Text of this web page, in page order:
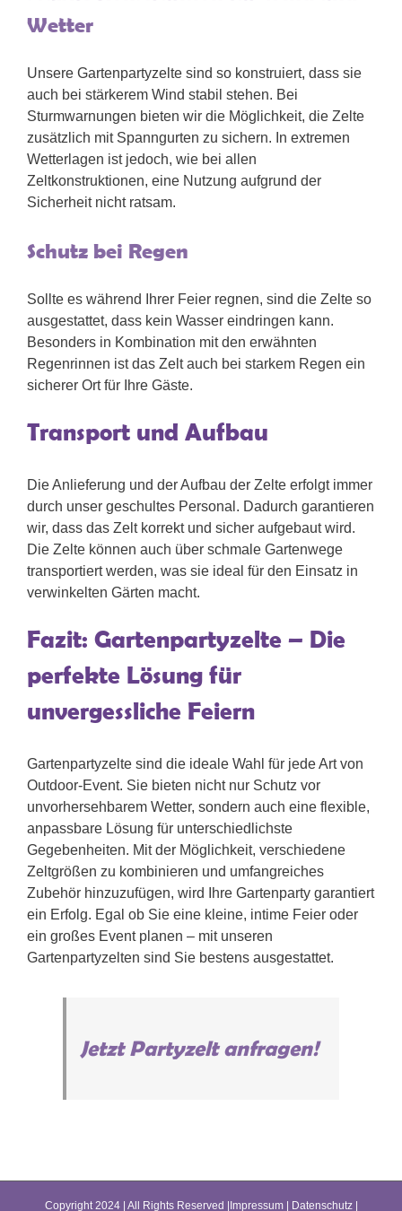
Wetter
Unsere Gartenpartyzelte sind so konstruiert, dass sie
auch bei stärkerem Wind stabil stehen. Bei
Sturmwarnungen bieten wir die Möglichkeit, die Zelte
zusätzlich mit Spanngurten zu sichern. In extremen
Wetterlagen ist jedoch, wie bei allen
Zeltkonstruktionen, eine Nutzung aufgrund der
Sicherheit nicht ratsam.
Schutz bei Regen
Sollte es während Ihrer Feier regnen, sind die Zelte so
ausgestattet, dass kein Wasser eindringen kann.
Besonders in Kombination mit den erwähnten
Regenrinnen ist das Zelt auch bei starkem Regen ein
sicherer Ort für Ihre Gäste.
Transport und Aufbau
Die Anlieferung und der Aufbau der Zelte erfolgt immer
durch unser geschultes Personal. Dadurch garantieren
wir, dass das Zelt korrekt und sicher aufgebaut wird.
Die Zelte können auch über schmale Gartenwege
transportiert werden, was sie ideal für den Einsatz in
verwinkelten Gärten macht.
Fazit: Gartenpartyzelte – Die
perfekte Lösung für
unvergessliche Feiern
Gartenpartyzelte sind die ideale Wahl für jede Art von
Outdoor-Event. Sie bieten nicht nur Schutz vor
unvorhersehbarem Wetter, sondern auch eine flexible,
anpassbare Lösung für unterschiedlichste
Gegebenheiten. Mit der Möglichkeit, verschiedene
Zeltgrößen zu kombinieren und umfangreiches
Zubehör hinzuzufügen, wird Ihre Gartenparty garantiert
ein Erfolg. Egal ob Sie eine kleine, intime Feier oder
ein großes Event planen – mit unseren
Gartenpartyzelten sind Sie bestens ausgestattet.
Jetzt Partyzelt anfragen!
Copyright 2024 | All Rights Reserved | Impressum| Datenschutz|